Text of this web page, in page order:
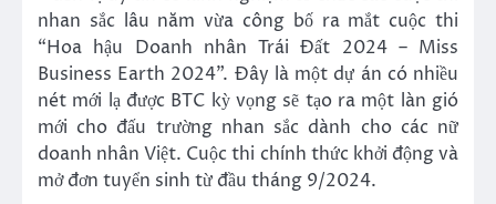
nhan sắc lâu năm vừa công bố ra mắt cuộc thi
“Hoa hậu Doanh nhân Trái Đất 2024 – Miss
Business Earth 2024”. Đây là một dự án có nhiều
nét mới lạ được BTC kỳ vọng sẽ tạo ra một làn gió
mới cho đấu trường nhan sắc dành cho các nữ
doanh nhân Việt. Cuộc thi chính thức khởi động và
mở đơn tuyển sinh từ đầu tháng 9/2024.